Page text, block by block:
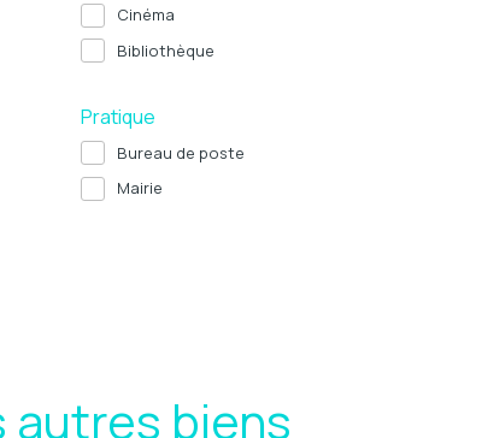
Cinéma
Bibliothèque
Pratique
Bureau de poste
Mairie
autres biens